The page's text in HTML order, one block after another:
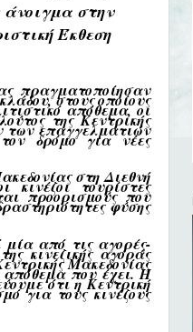
άνοιγμα στην
Έκθεση
πραγματοποίησαν
στους οποίους
απόθεμα, οι
της Κεντρικής
των επαγγελματιών
δρόμο για νέες
στη Διεθνή
τουρίστες
προορισμούς που
φύσης
από τις αγορές-
κινεζικής αγοράς
Μακεδονίας
που έχει. Η
ότι η Κεντρική
για τους κινέζους